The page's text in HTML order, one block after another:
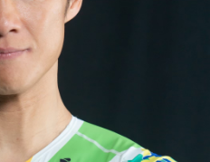
リー
SERIESとは